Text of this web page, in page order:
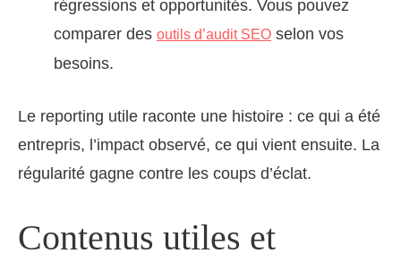
régressions et opportunités. Vous pouvez
comparer des outils d’audit SEO selon vos
besoins.
Le reporting utile raconte une histoire : ce qui a été
entrepris, l’impact observé, ce qui vient ensuite. La
régularité gagne contre les coups d’éclat.
Contenus utiles et